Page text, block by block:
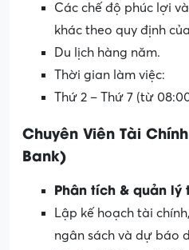
Các chế độ phúc lợi
khác theo quy định
Du lịch hàng năm.
Thời gian làm việc:
Thứ 2 – Thứ 7 (từ
Chuyên Viên Tài
Bank)
Phân tích & quản lý
Lập kế hoạch tài chính,
ngân sách và dự báo